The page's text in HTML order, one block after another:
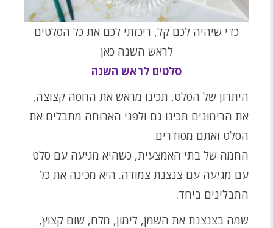
כדי שיהיה לכם קל, ריכזתי לכם את כל הסלטים
לראש השנה כאן
סלטים לראש השנה
היתרון של הסלט, תכינו מראש את החסה קצוצה,
את הרימונים תכינו גם ולפני הארוחה מתבלים את
הסלט ואתם מסודרים.
החמה של בתי האמצעית, כשהיא מגיעה עם סלט
עם מגיעה עם צנצנת צמודה. היא מכינה את כל
התבלינים ביחד.
שמה בצנצנת את השמן, לימון, מלח, שום קצוץ,